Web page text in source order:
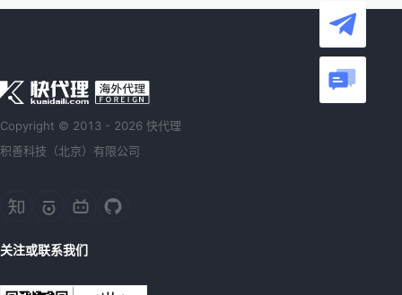
Copyright © 2013 - 2026 快代理
积善科技（北京）有限公司
关注或联系我们